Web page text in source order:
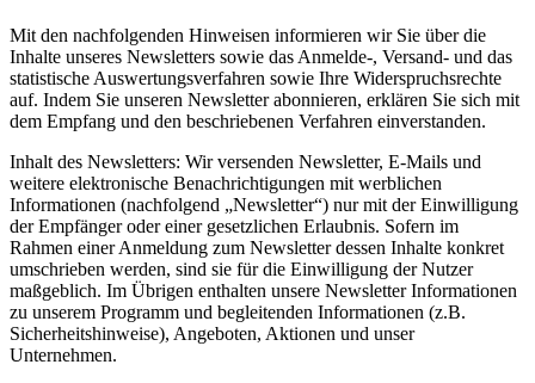
Mit den nachfolgenden Hinweisen informieren wir Sie über die
Inhalte unseres Newsletters sowie das Anmelde-, Versand- und das
statistische Auswertungsverfahren sowie Ihre Widerspruchsrechte
auf. Indem Sie unseren Newsletter abonnieren, erklären Sie sich mit
dem Empfang und den beschriebenen Verfahren einverstanden.
Inhalt des Newsletters: Wir versenden Newsletter, E-Mails und
weitere elektronische Benachrichtigungen mit werblichen
Informationen (nachfolgend „Newsletter“) nur mit der Einwilligung
der Empfänger oder einer gesetzlichen Erlaubnis. Sofern im
Rahmen einer Anmeldung zum Newsletter dessen Inhalte konkret
umschrieben werden, sind sie für die Einwilligung der Nutzer
maßgeblich. Im Übrigen enthalten unsere Newsletter Informationen
zu unserem Programm und begleitenden Informationen (z.B.
Sicherheitshinweise), Angeboten, Aktionen und unser
Unternehmen.